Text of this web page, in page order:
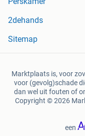
2dehands
Sitemap
Marktplaats is, voor
voor (gevolg)schade
dan wel uit fouten of
Copyright © 2026
een